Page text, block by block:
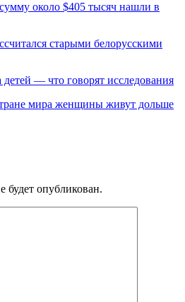
около $405 тысяч нашли в
старыми белорусскими
— что говорят исследования
мира женщины живут дольше
будет опубликован.